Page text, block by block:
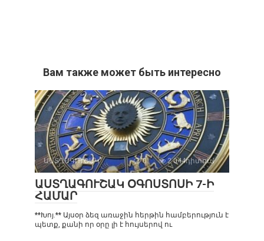
Вам также может быть интересно
ԱՍՏՂԱԳՈՒՇԱԿ 0 2 044դիտում
ԱՍՏՂԱԳՈՒՇԱԿ ՕԳՈՍՏՈՍԻ 7-Ի
ՀԱՄԱՐ
**Խոյ.** Այսօր ձեզ առաջին հերթին համբերություն է
պետք, քանի որ օրը լի է հույսերով ու